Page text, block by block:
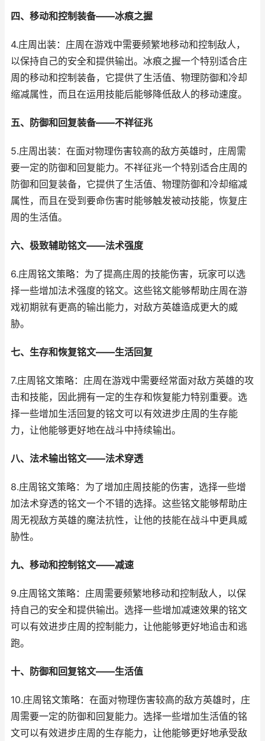
四、移动和控制装备——冰痕之握
4.庄周出装：庄周在游戏中需要频繁地移动和控制敌人，
以保持自己的安全和提供输出。冰痕之握一个特别适合庄
周的移动和控制装备，它提供了生活值、物理防御和冷却
缩减属性，而且在运用技能后能够降低敌人的移动速度。
五、防御和回复装备——不祥征兆
5.庄周出装：在面对物理伤害较高的敌方英雄时，庄周需
要一定的防御和回复能力。不祥征兆一个特别适合庄周的
防御和回复装备，它提供了生活值、物理防御和冷却缩减
属性，而且在受到要命伤害时能够触发被动技能，恢复庄
周的生活值。
六、极致辅助铭文——法术强度
6.庄周铭文策略：为了提高庄周的技能伤害，玩家可以选
择一些增加法术强度的铭文。这些铭文能够帮助庄周在游
戏初期就有更高的输出能力，对敌方英雄造成更大的威
胁。
七、生存和恢复铭文——生活回复
7.庄周铭文策略：庄周在游戏中需要经常面对敌方英雄的攻
击和技能，因此拥有一定的生存和恢复能力特别重要。选
择一些增加生活回复的铭文可以有效进步庄周的生存能
力，让他能够更好地在战斗中持续输出。
八、法术输出铭文——法术穿透
8.庄周铭文策略：为了增加庄周技能的伤害，选择一些增
加法术穿透的铭文一个不错的选择。这些铭文能够帮助庄
周无视敌方英雄的魔法抗性，让他的技能在战斗中更具威
胁性。
九、移动和控制铭文——减速
9.庄周铭文策略：庄周需要频繁地移动和控制敌人，以保
持自己的安全和提供输出。选择一些增加减速效果的铭文
可以有效进步庄周的控制能力，让他能够更好地追击和逃
跑。
十、防御和回复铭文——生活值
10.庄周铭文策略：在面对物理伤害较高的敌方英雄时，庄
周需要一定的防御和回复能力。选择一些增加生活值的铭
文可以有效进步庄周的生存能力，让他能够更好地承受敌